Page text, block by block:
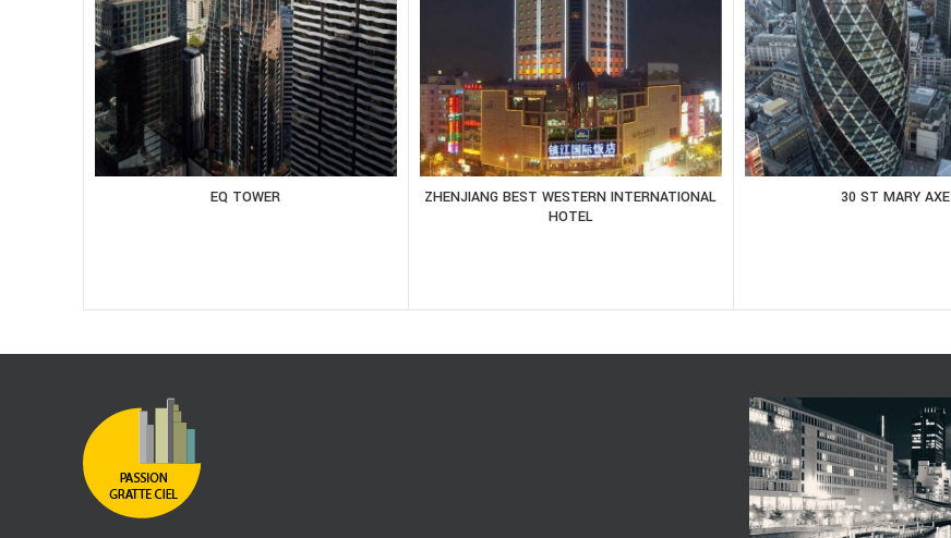
EQ TOWER
ZHENJIANG BEST WESTERN INTERNATIONAL
HOTEL
30 ST MARY AXE